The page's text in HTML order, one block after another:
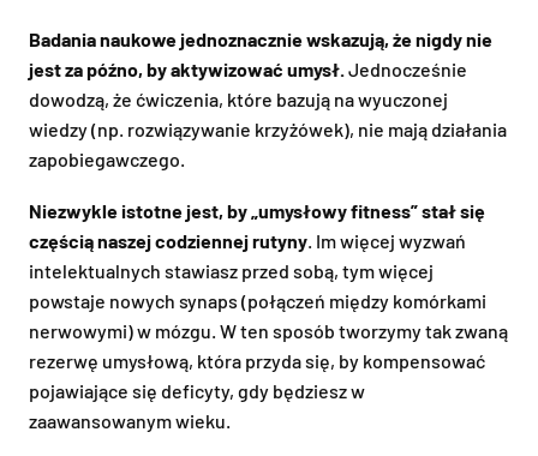
Badania naukowe jednoznacznie wskazują, że nigdy nie
jest za późno, by aktywizować umysł.Jednocześnie
dowodzą, że ćwiczenia, które bazują na wyuczonej
wiedzy (np. rozwiązywanie krzyżówek), nie mają działania
zapobiegawczego.
Niezwykle istotne jest, by „umysłowy fitness” stał się
częścią naszej codziennej rutyny. Im więcej wyzwań
intelektualnych stawiasz przed sobą, tym więcej
powstaje nowych synaps (połączeń między komórkami
nerwowymi) w mózgu. W ten sposób tworzymy tak zwaną
rezerwę umysłową, która przyda się, by kompensować
pojawiające się deficyty, gdy będziesz w
zaawansowanym wieku.